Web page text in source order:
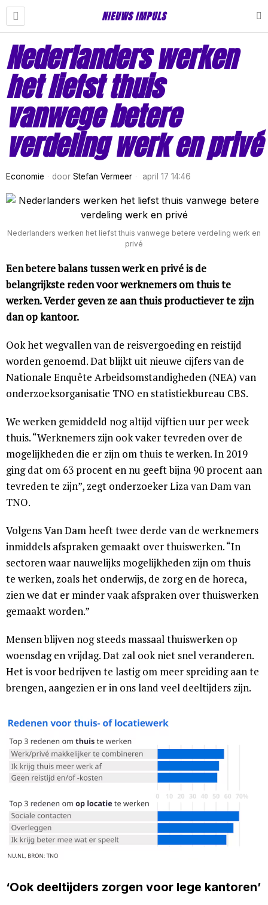
NIEUWS IMPULS
Nederlanders werken
het liefst thuis
vanwege betere
verdeling werk en privé
Economie door Stefan Vermeer april 17 14:46
Nederlanders werken het liefst thuis vanwege betere verdeling werk en
privé
Een betere balans tussen werk en privé is de
belangrijkste reden voor werknemers om thuis te
werken. Verder geven ze aan thuis productiever te zijn
dan op kantoor.
Ook het wegvallen van de reisvergoeding en reistijd
worden genoemd. Dat blijkt uit nieuwe cijfers van de
Nationale Enquête Arbeidsomstandigheden (NEA) van
onderzoeksorganisatie TNO en statistiekbureau CBS.
We werken gemiddeld nog altijd vijftien uur per week
thuis. “Werknemers zijn ook vaker tevreden over de
mogelijkheden die er zijn om thuis te werken. In 2019
ging dat om 63 procent en nu geeft bijna 90 procent aan
tevreden te zijn”, zegt onderzoeker Liza van Dam van
TNO.
Volgens Van Dam heeft twee derde van de werknemers
inmiddels afspraken gemaakt over thuiswerken. “In
sectoren waar nauwelijks mogelijkheden zijn om thuis
te werken, zoals het onderwijs, de zorg en de horeca,
zien we dat er minder vaak afspraken over thuiswerken
gemaakt worden.”
Mensen blijven nog steeds massaal thuiswerken op
woensdag en vrijdag. Dat zal ook niet snel veranderen.
Het is voor bedrijven te lastig om meer spreiding aan te
brengen, aangezien er in ons land veel deeltijders zijn.
‘Ook deeltijders zorgen voor lege kantoren’